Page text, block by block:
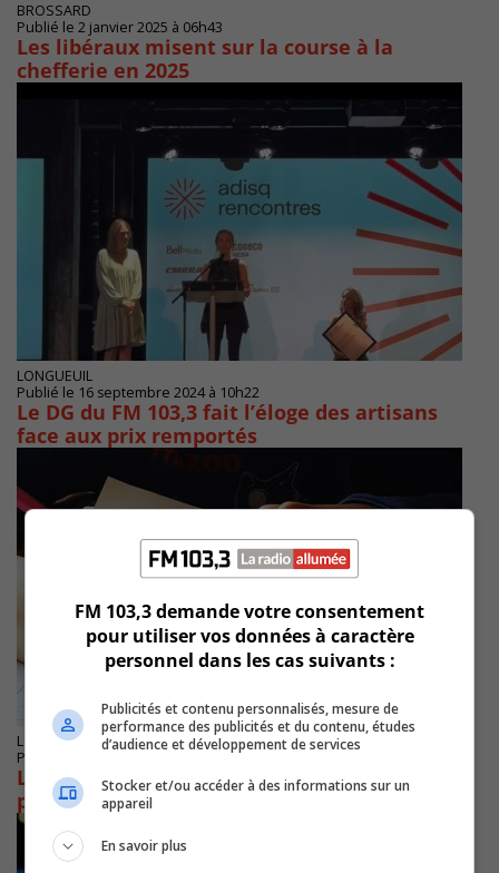
BROSSARD
Publié le 2 janvier 2025 à 06h43
Les libéraux misent sur la course à la
chefferie en 2025
LONGUEUIL
Publié le 16 septembre 2024 à 10h22
Le DG du FM 103,3 fait l’éloge des artisans
face aux prix remportés
LONGUEUIL
Publié le 25 septembre 2023 à 11h59
Le Collège Charles-Lemoyne a une clinique
pour les troubles d’apprentissage
FM 103,3 demande votre consentement
pour utiliser vos données à caractère
personnel dans les cas suivants :
Publicités et contenu personnalisés, mesure de
performance des publicités et du contenu, études
d’audience et développement de services
Stocker et/ou accéder à des informations sur un
appareil
En savoir plus